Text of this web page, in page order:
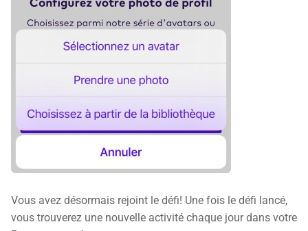
Vous avez désormais rejoint le défi! Une fois le défi lancé,
vous trouverez une nouvelle activité chaque jour dans votre